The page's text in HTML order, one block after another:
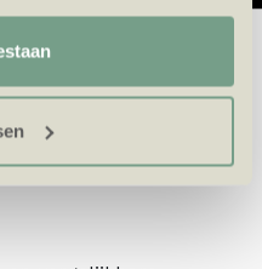
kunnen we jou relevante
zien.